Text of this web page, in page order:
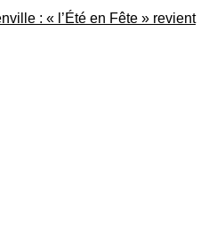
: « l’Été en Fête » revient